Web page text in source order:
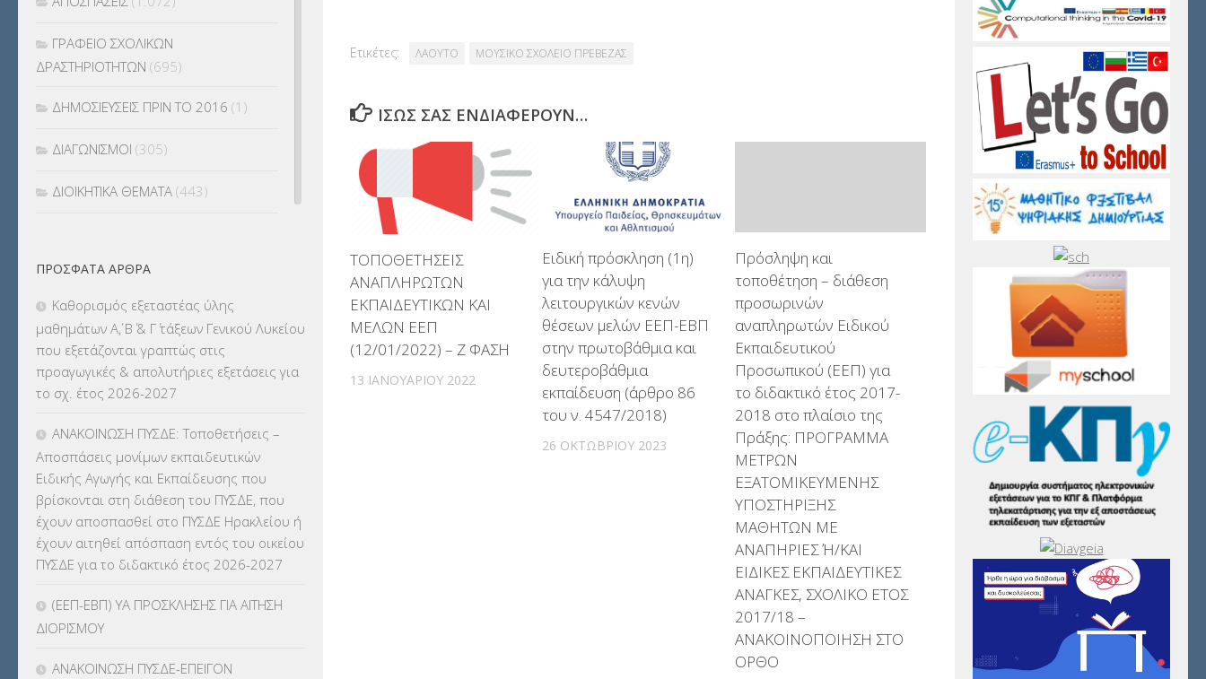
Ετικέτες: ΛΑΟΥΤΟ ΜΟΥΣΙΚΟ ΣΧΟΛΕΙΟ ΠΡΕΒΕΖΑΣ
ΊΣΩΣ ΣΑΣ ΕΝΔΙΑΦΈΡΟΥΝ…
ΤΟΠΟΘΕΤΗΣΕΙΣ
ΑΝΑΠΛΗΡΩΤΩΝ
ΕΚΠΑΙΔΕΥΤΙΚΩΝ ΚΑΙ
ΜΕΛΩΝ ΕΕΠ
(12/01/2022) – Ζ ΦΑΣΗ
13 ΙΑΝΟΥΑΡΊΟΥ 2022
Ειδική πρόσκληση (1η)
για την κάλυψη
λειτουργικών κενών
θέσεων μελών ΕΕΠ-ΕΒΠ
στην πρωτοβάθμια και
δευτεροβάθμια
εκπαίδευση (άρθρο 86
του ν. 4547/2018)
26 ΟΚΤΩΒΡΊΟΥ 2023
Πρόσληψη και
τοποθέτηση – διάθεση
προσωρινών
αναπληρωτών Ειδικού
Εκπαιδευτικού
Προσωπικού (ΕΕΠ) για
το διδακτικό έτος 2017-
2018 στο πλαίσιο της
Πράξης: ΠΡΟΓΡΑΜΜΑ
ΜΕΤΡΩΝ
ΕΞΑΤΟΜΙΚΕΥΜΕΝΗΣ
ΥΠΟΣΤΗΡΙΞΗΣ
ΜΑΘΗΤΩΝ ΜΕ
ΑΝΑΠΗΡΙΕΣ Ή/ΚΑΙ
ΕΙΔΙΚΕΣ ΕΚΠΑΙΔΕΥΤΙΚΕΣ
ΑΝΑΓΚΕΣ, ΣΧΟΛΙΚΟ ΕΤΟΣ
2017/18 –
ΑΝΑΚΟΙΝΟΠΟΙΗΣΗ ΣΤΟ
ΟΡΘΟ
ΓΡΑΦΕΙΟ ΣΧΟΛΙΚΩΝ
ΔΡΑΣΤΗΡΙΟΤΗΤΩΝ (695)
ΔΗΜΟΣΙΕΥΣΕΙΣ ΠΡΙΝ ΤΟ 2016 (1)
ΔΙΑΓΩΝΙΣΜΟΙ (305)
ΔΙΟΙΚΗΤΙΚΑ ΘΕΜΑΤΑ (443)
ΕΚΔΡΟΜΕΣ(7.354)
ΕΚΠΑΙΔΕΥΤΙΚΑ ΘΕΜΑΤΑ (2.823)
ΕΠΑΛ(366)
ΕΠΙΜΟΡΦΩΣΗ Τ.Π.Ε.
ΕΥΡΩΠΑΪΚΑ ΠΡΟΓΡΑΜΜΑΤΑ(230)
ΚΕΣΥ(60)
ΚΕΣΥΠ (109)
ΚΠγ – ΚΡΑΤΙΚΟ ΠΙΣΤΟΠΟΙΗΤΙΚΟ
ΚΠπ- ΚΡΑΤΙΚΟ ΠΙΣΤΟΠΟΙΗΤΙΚΟ
ΠΡΌΣΦΑΤΑ ΆΡΘΡΑ
Καθορισμός εξεταστέας ύλης
μαθημάτων Α΄, Β΄ & Γ΄ τάξεων Γενικού Λυκείου
που εξετάζονται γραπτώς στις
προαγωγικές & απολυτήριες εξετάσεις για
το σχ. έτος 2026-2027
ΑΝΑΚΟΙΝΩΣΗ ΠΥΣΔΕ: Τοποθετήσεις –
Αποσπάσεις μονίμων εκπαιδευτικών
Ειδικής Αγωγής και Εκπαίδευσης που
βρίσκονται στη διάθεση του ΠΥΣΔΕ, που
έχουν αποσπασθεί στο ΠΥΣΔΕ Ηρακλείου ή
έχουν αιτηθεί απόσπαση εντός του οικείου
ΠΥΣΔΕ για το διδακτικό έτος 2026-2027
(ΕΕΠ-ΕΒΠ) ΥΑ ΠΡΟΣΚΛΗΣΗΣ ΓΙΑ ΑΙΤΗΣΗ
ΔΙΟΡΙΣΜΟΥ
ΑΝΑΚΟΙΝΩΣΗ ΠΥΣΔΕ-ΕΠΕΙΓΟΝ